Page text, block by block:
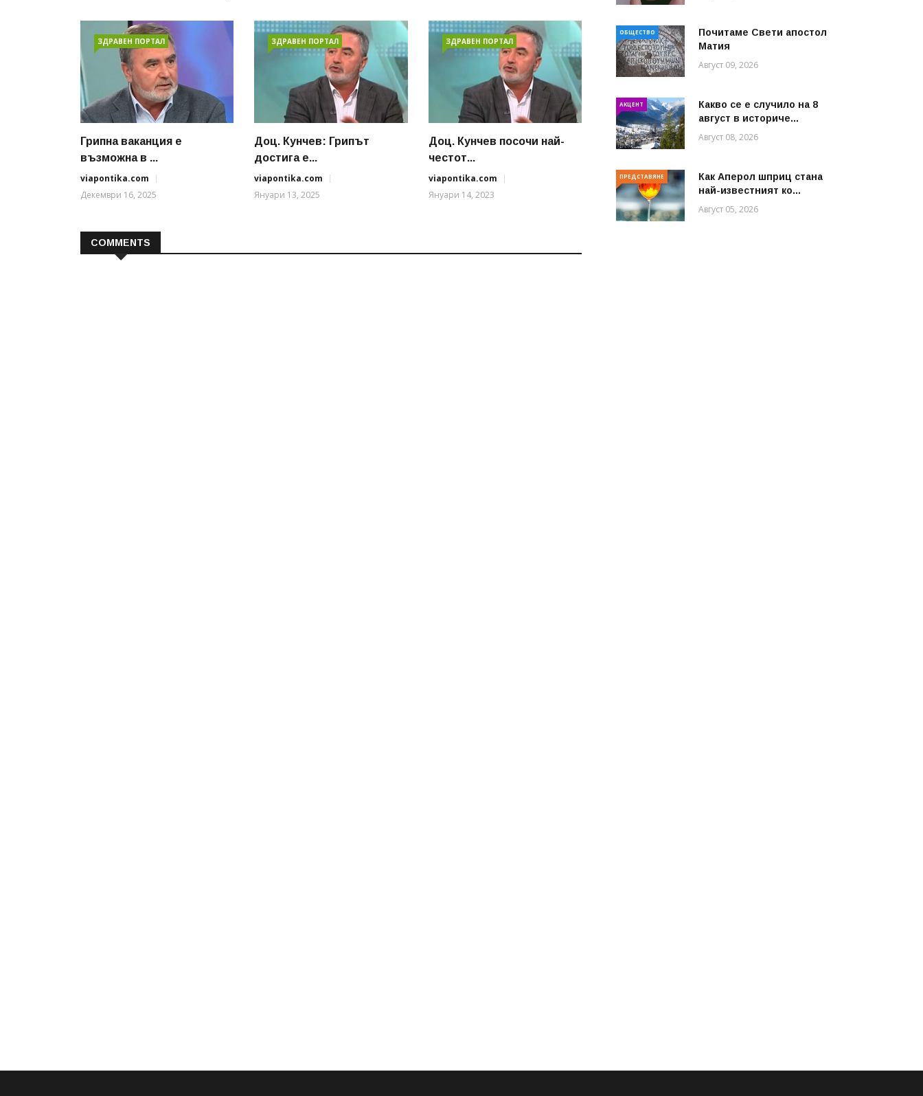
ЗДРАВЕН ПОРТАЛ
Грипна ваканция е
възможна в ...
viapontika.com
Декември 16, 2025
ЗДРАВЕН ПОРТАЛ
Доц. Кунчев: Грипът
достига е...
viapontika.com
Януари 13, 2025
ЗДРАВЕН ПОРТАЛ
Доц. Кунчев посочи най-
честот...
viapontika.com
Януари 14, 2023
COMMENTS
ОБЩЕСТВО
Почитаме Свети апостол
Матия
Август 09, 2026
АКЦЕНТ
Какво се е случило на 8
август в историче...
Август 08, 2026
ПРЕДСТАВЯНЕ
Как Аперол шприц стана
най-известният ко...
Август 05, 2026